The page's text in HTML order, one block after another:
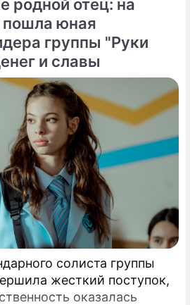
мощнейшего
медиа" Александр Жаров
и крайне острый
родной отец: на
юная
группы "Руки
и славы
солиста группы
жесткий поступок,
оказалась